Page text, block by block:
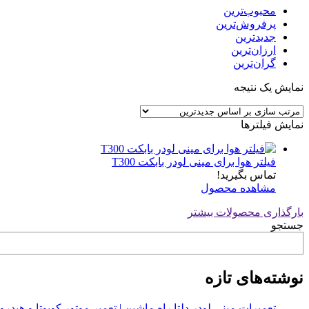
محبوب‌ترین
پرفروش‌ترین
جدیدترین
ارزان‌ترین
گران‌ترین
نمایش یک نتیجه
نمایش فیلترها
فیلتر هوا برای مینی لودر بابکت T300
تماس بگیرید!
مشاهده محصول
بارگذاری محصولات بیشتر
جستجو
نوشته‌های تازه